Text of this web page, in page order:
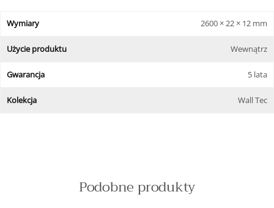
Wymiary 2600 × 22 × 12 mm
Użycie produktu Wewnątrz
Gwarancja 5 lata
Kolekcja Wall Tec
Podobne produkty